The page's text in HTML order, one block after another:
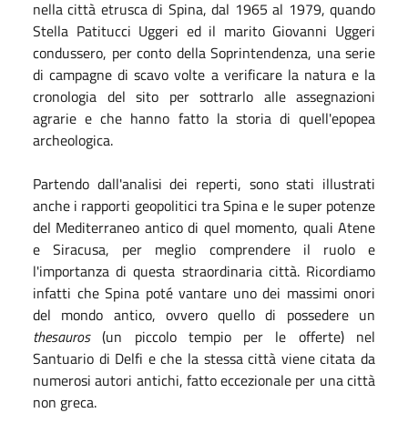
nella città etrusca di Spina, dal 1965 al 1979, quando
Stella Patitucci Uggeri ed il marito Giovanni Uggeri
condussero, per conto della Soprintendenza, una serie
di campagne di scavo volte a verificare la natura e la
cronologia del sito per sottrarlo alle assegnazioni
agrarie e che hanno fatto la storia di quell'epopea
archeologica.
Partendo dall'analisi dei reperti, sono stati illustrati
anche i rapporti geopolitici tra Spina e le super potenze
del Mediterraneo antico di quel momento, quali Atene
e Siracusa, per meglio comprendere il ruolo e
l'importanza di questa straordinaria città. Ricordiamo
infatti che Spina poté vantare uno dei massimi onori
del mondo antico, ovvero quello di possedere un
thesauros(un piccolo tempio per le offerte) nel
Santuario di Delfi e che la stessa città viene citata da
numerosi autori antichi, fatto eccezionale per una città
non greca.